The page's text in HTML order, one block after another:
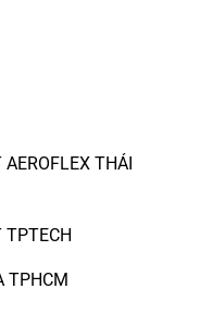
THÁI
TPTECH
TPHCM